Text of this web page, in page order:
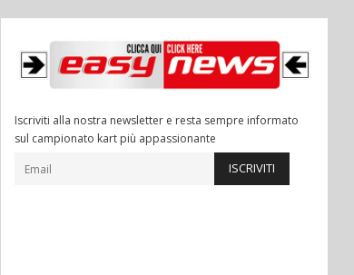
Iscriviti alla nostra newsletter e resta sempre informato
sul campionato kart più appassionante
ISCRIVITI